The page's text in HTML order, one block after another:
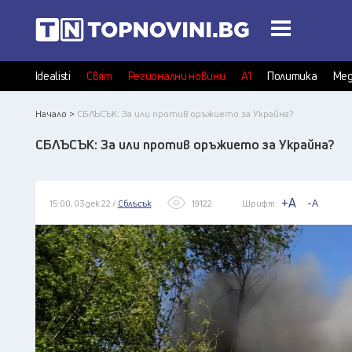
Idealisti Свят Регионални новини А1 Политика
Начало > СБЛЪСЪК: За или против оръжието за Украйна?
СБЛЪСЪК: За или против оръжието за Украйна?
15:00, 03 дек 22 / Сблъсък 19122 Шрифт: +A -A